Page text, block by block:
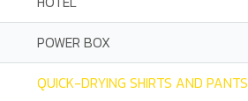
POWER BOX
QUICK-DRYING SHIRTS AND PANTS